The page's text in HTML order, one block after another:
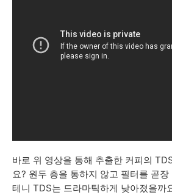
바로 위 영상을 통해 추출한 커피의
요? 원두 층을 통하지 않고 필터를 곧
테니 TDS는 드라마틱하게 낮아졌을까